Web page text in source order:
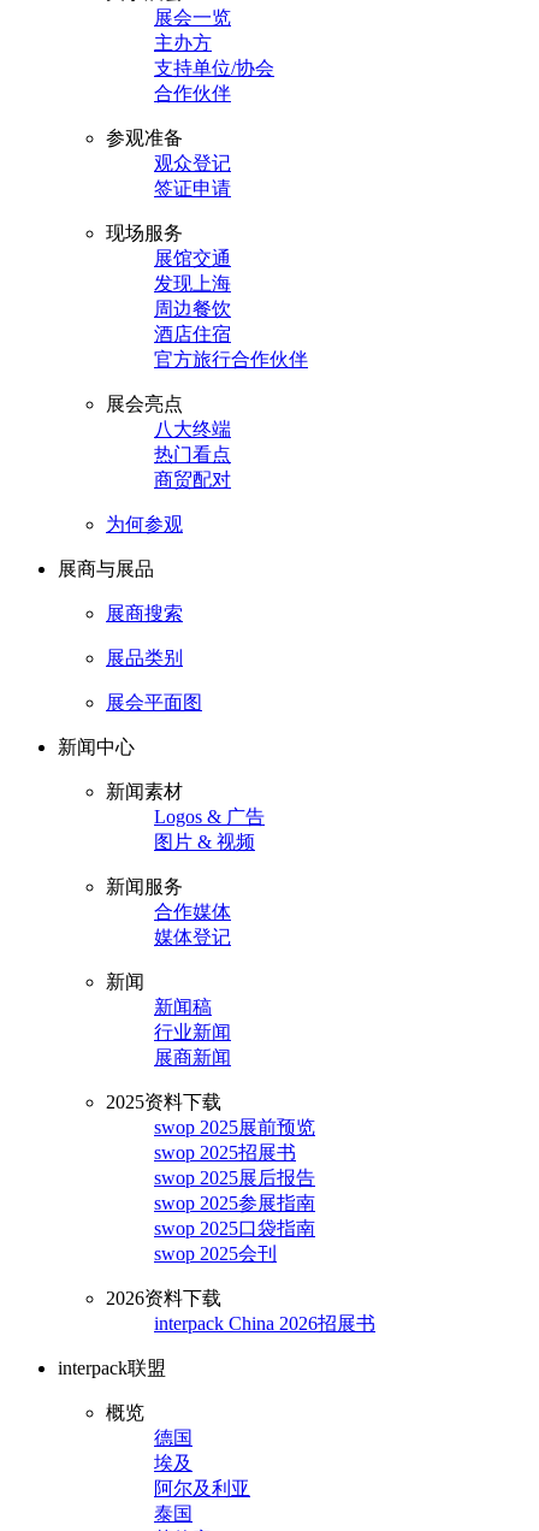
展会一览
主办方
支持单位/协会
合作伙伴
参观准备
观众登记
签证申请
现场服务
展馆交通
发现上海
周边餐饮
酒店住宿
官方旅行合作伙伴
展会亮点
八大终端
热门看点
商贸配对
为何参观
展商与展品
展商搜索
展品类别
展会平面图
新闻中心
新闻素材
Logos & 广告
图片 & 视频
新闻服务
合作媒体
媒体登记
新闻
新闻稿
行业新闻
展商新闻
2025资料下载
swop 2025展前预览
swop 2025招展书
swop 2025展后报告
swop 2025参展指南
swop 2025口袋指南
swop 2025会刊
2026资料下载
interpack China 2026招展书
interpack联盟
概览
德国
埃及
阿尔及利亚
泰国